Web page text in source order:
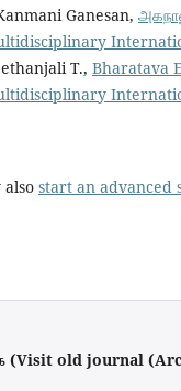
Ganesan,
T., Bharatava
also start an advanced
(Visit old journal